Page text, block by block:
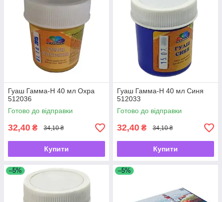
Гуаш Гамма-Н 40 мл Охра
512036
Готово до відправки
32,40 ₴ 34,10 ₴
Купити
Гуаш Гамма-Н 40 мл Синя
512033
Готово до відправки
32,40 ₴ 34,10 ₴
Купити
–5% –5%